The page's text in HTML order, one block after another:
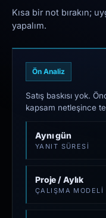
Kısa bir not bırakın;
yapalım.
Ön Analiz
Satış baskısı yok.
kapsam netleşince
Aynı gün
YANIT SÜRESI
Proje / Aylık
ÇALIŞMA MODELI